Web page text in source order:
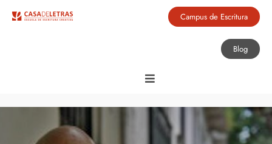
Campus de Escritura
Blog